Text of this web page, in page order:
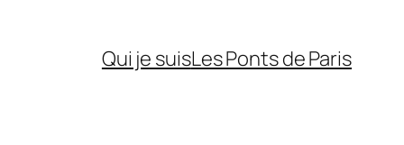
Qui je suisLes Ponts de Paris